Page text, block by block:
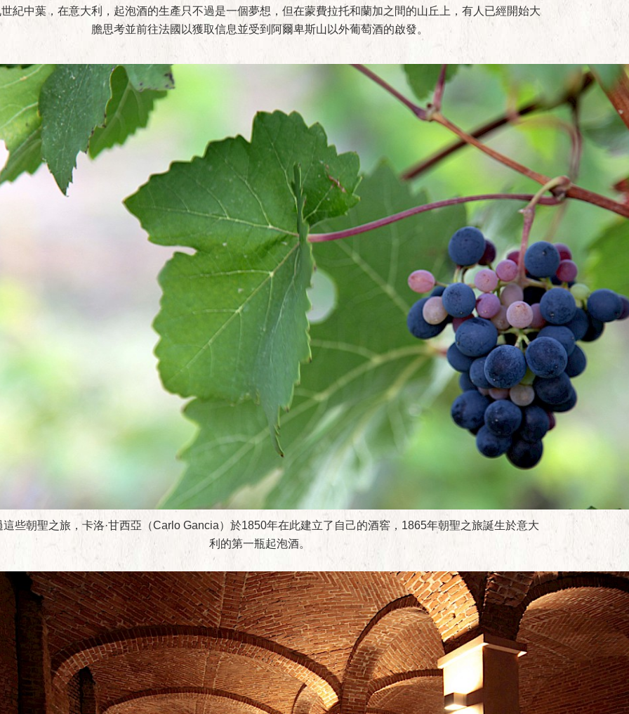
紀中葉，在意大利，起泡酒的生產只不過是一個夢想，但在蒙費拉托和蘭加之間的山丘上，有人已經開始大
膽思考並前往法國以獲取信息並受到阿爾卑斯山以外葡萄酒的啟發。
這些朝聖之旅，卡洛·甘西亞（Carlo Gancia）於1850年在此建立了自己的酒窖，1865年朝聖之旅誕生於意大
利的第一瓶起泡酒。